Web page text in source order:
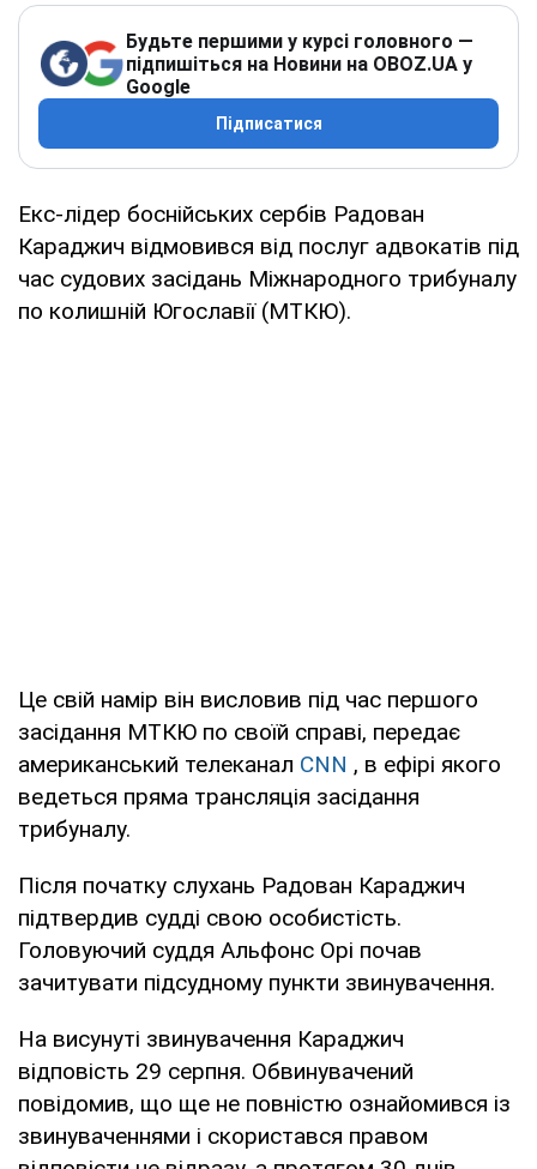
Будьте першими у курсі головного —
підпишіться на Новини на OBOZ.UA у
Google
Підписатися
Екс-лідер боснійських сербів Радован
Караджич відмовився від послуг адвокатів під
час судових засідань Міжнародного трибуналу
по колишній Югославії (МТКЮ).
Це свій намір він висловив під час першого
засідання МТКЮ по своїй справі, передає
американський телеканал CNN , в ефірі якого
ведеться пряма трансляція засідання
трибуналу.
Після початку слухань Радован Караджич
підтвердив судді свою особистість.
Головуючий суддя Альфонс Орі почав
зачитувати підсудному пункти звинувачення.
На висунуті звинувачення Караджич
відповість 29 серпня. Обвинувачений
повідомив, що ще не повністю ознайомився із
звинуваченнями і скористався правом